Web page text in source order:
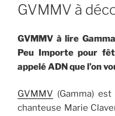
GVMMV à
GVMMV à lire
Peu Importe pour
appelé ADN que l’on
GVMMV (Gamma)
chanteuse Marie